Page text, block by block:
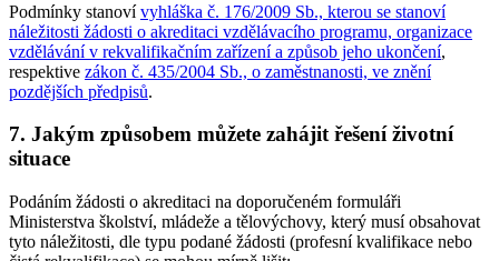
Podmínky stanovívyhláška č. 176/2009 Sb., kterou se stanoví
náležitosti žádosti o akreditaci vzdělávacího programu, organizace
vzdělávání v rekvalifikačním zařízení a způsob jeho ukončení,
respektive zákon č. 435/2004 Sb., o zaměstnanosti, ve znění
pozdějších předpisů.
7. Jakým způsobem můžete zahájit řešení životní
situace
Podáním žádosti o akreditaci na doporučeném formuláři
Ministerstva školství, mládeže a tělovýchovy, který musí obsahovat
tyto náležitosti, dle typu podané žádosti (profesní kvalifikace nebo